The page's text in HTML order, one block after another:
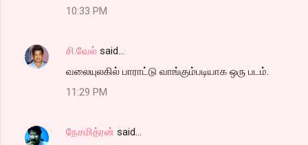
10:33 PM
சி.வேல் said…
வலையுலகில் பாராட்டு வாங்கும்படியாக ஒரு படம்.
11:29 PM
நேசமித்ரன் said…